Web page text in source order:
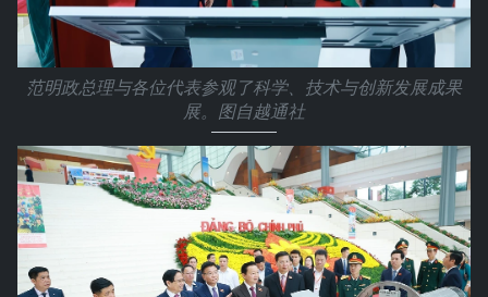
范明政总理与各位代表参观了科学、技术与创新发展成果
展。图自越通社